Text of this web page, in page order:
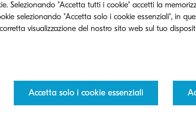
di sentirti.
maggiori informazioni? Chiedi aiuto
Selezionando "Accetta tutti i cookie" accetti la
selezionando "Accetta solo i cookie essenziali", in
Accetta solo i cookie essenziali